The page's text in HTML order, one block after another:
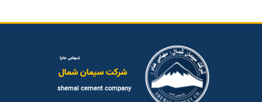
(سهامی عام)
شرکت سیمان شمال
shemal cement company